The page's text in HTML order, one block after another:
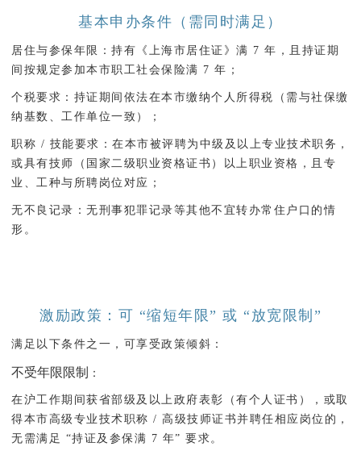
基本申办条件（需同时满足）
居住与参保年限 ：持有《上海市居住证》满 7 年，且持证期
间按规定参加本市职工社会保险满 7 年；
个税要求 ：持证期间依法在本市缴纳个人所得税（需与社保缴
纳基数、工作单位一致）；
职称 / 技能要求 ：在本市被评聘为中级及以上专业技术职务，
或具有技师（国家二级职业资格证书）以上职业资格，且专
业、工种与所聘岗位对应；
无不良记录 ：无刑事犯罪记录等其他不宜转办常住户口的情
形。
激励政策：可 “缩短年限” 或 “放宽限制”
满足以下条件之一，可享受政策倾斜：
不受年限限制 ：
在沪工作期间获省部级及以上政府表彰（有个人证书），或取
得本市高级专业技术职称 / 高级技师证书并聘任相应岗位的，
无需满足 “持证及参保满 7 年” 要求。